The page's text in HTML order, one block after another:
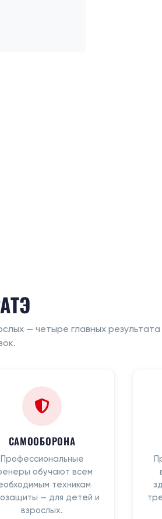
— четыре главных результата
САМООБОРОНА
Профессиональные
обучают всем
техникам
— для детей и
взрослых.